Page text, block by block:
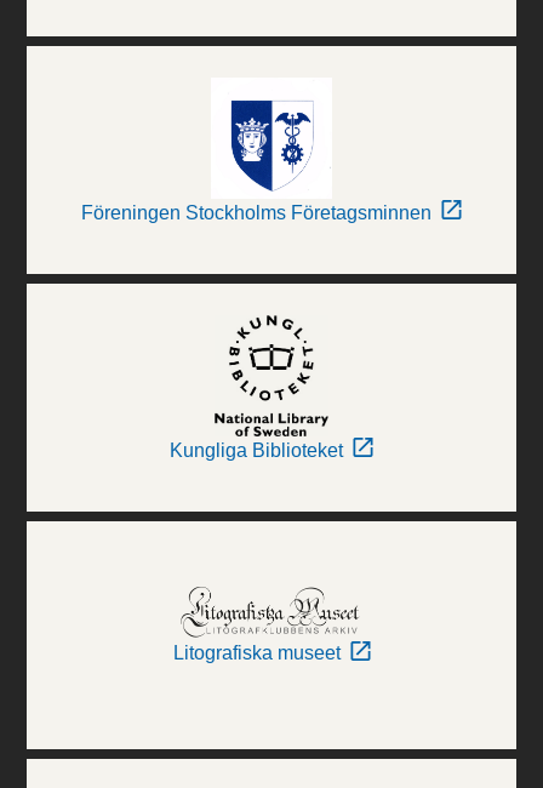
Föreningen Stockholms Företagsminnen
Kungliga Biblioteket
Litografiska museet